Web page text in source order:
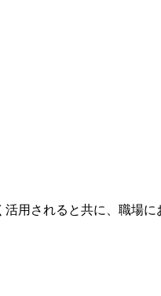
用されると共に、職場に